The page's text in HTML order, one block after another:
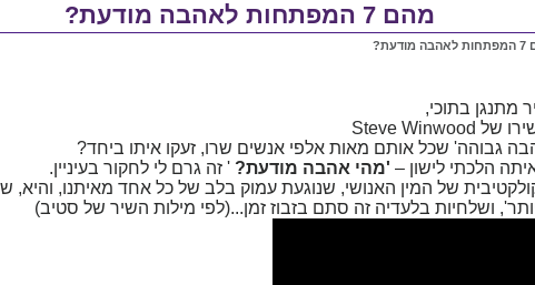
מהם 7 המפתחות לאהבה מודעת?
מתנגן בתוכי,
גבוהה' שכל אותם מאות אלפי אנשים שרו, זעקו איתו ביחד?
הלכתי לישון – 'מהי אהבה מודעת? ' זה גרם לי לחקור בעיניין.
של המין האנושי, שנוגעת עמוק בלב של כל אחד מאיתנו, והיא,
ושלחיות בלעדיה זה סתם בזבוז זמן...(לפי מילות השיר של סטיב)